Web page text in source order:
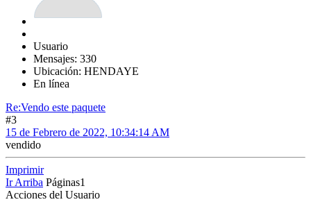
Usuario
Mensajes: 330
Ubicación: HENDAYE
En línea
Re:Vendo este paquete
#3
15 de Febrero de 2022, 10:34:14 AM
vendido
Imprimir
Ir Arriba Páginas1
Acciones del Usuario